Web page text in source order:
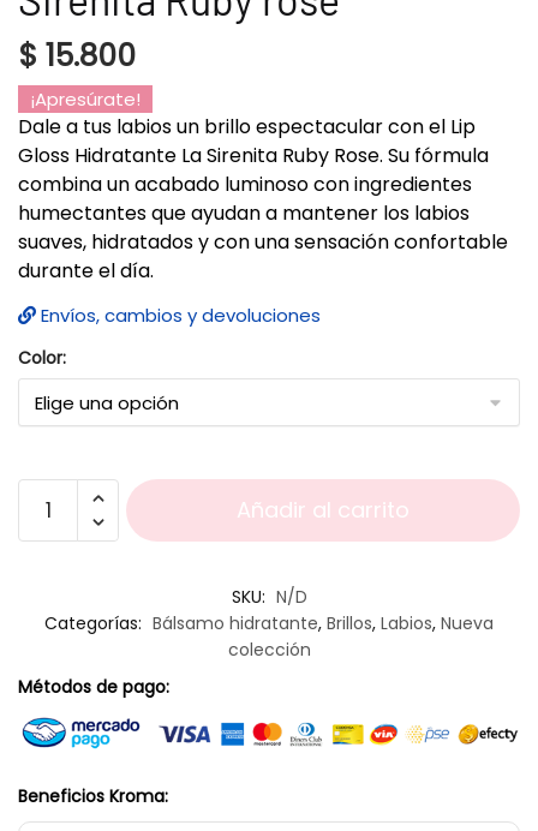
$ 15.800
¡Apresúrate!
Dale a tus labios un brillo espectacular con el Lip
Gloss Hidratante La Sirenita Ruby Rose. Su fórmula
combina un acabado luminoso con ingredientes
humectantes que ayudan a mantener los labios
suaves, hidratados y con una sensación confortable
durante el día.
Envíos, cambios y devoluciones
Color:
Añadir al carrito
SKU: N/D
Categorías: Bálsamo hidratante, Brillos, Labios, Nueva
colección
Métodos de pago:
Beneficios Kroma: